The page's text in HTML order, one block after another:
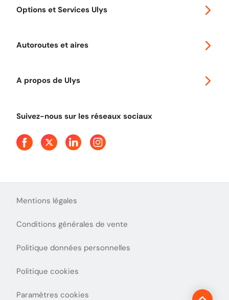
Options et Services Ulys
Autoroutes et aires
A propos de Ulys
Presse
Suivez-nous sur les réseaux sociaux
Mentions légales
Conditions générales de vente
Politique données personnelles
Politique cookies
Paramètres cookies